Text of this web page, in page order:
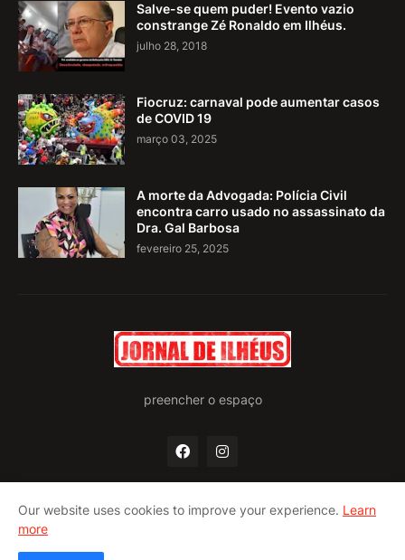
Salve-se quem puder! Evento vazio
constrange Zé Ronaldo em Ilhéus.
julho 28, 2018
Fiocruz: carnaval pode aumentar casos
de COVID 19
março 03, 2025
A morte da Advogada: Polícia Civil
encontra carro usado no assassinato da
Dra. Gal Barbosa
fevereiro 25, 2025
preencher o espaço
Home
Our website uses cookies to improve your experience. Learn
more